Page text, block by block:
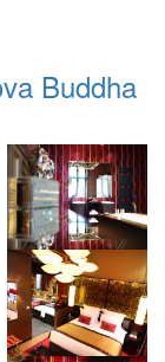
Buddha